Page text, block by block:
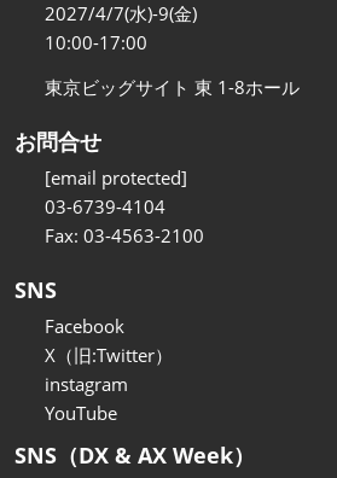
2027/4/7(水)-9(金)
10:00-17:00
東京ビッグサイト 東 1-8ホール
お問合せ
[email protected]
03-6739-4104
Fax: 03-4563-2100
SNS
Facebook
X（旧:Twitter）
instagram
YouTube
SNS（DX & AX Week）